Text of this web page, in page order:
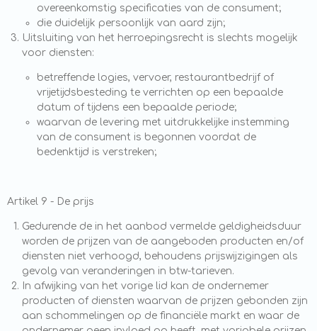
overeenkomstig specificaties van de consument;
die duidelijk persoonlijk van aard zijn;
Uitsluiting van het herroepingsrecht is slechts mogelijk
voor diensten:
betreffende logies, vervoer, restaurantbedrijf of
vrijetijdsbesteding te verrichten op een bepaalde
datum of tijdens een bepaalde periode;
waarvan de levering met uitdrukkelijke instemming
van de consument is begonnen voordat de
bedenktijd is verstreken;
Artikel 9 - De prijs
Gedurende de in het aanbod vermelde geldigheidsduur
worden de prijzen van de aangeboden producten en/of
diensten niet verhoogd, behoudens prijswijzigingen als
gevolg van veranderingen in btw-tarieven.
In afwijking van het vorige lid kan de ondernemer
producten of diensten waarvan de prijzen gebonden zijn
aan schommelingen op de financiële markt en waar de